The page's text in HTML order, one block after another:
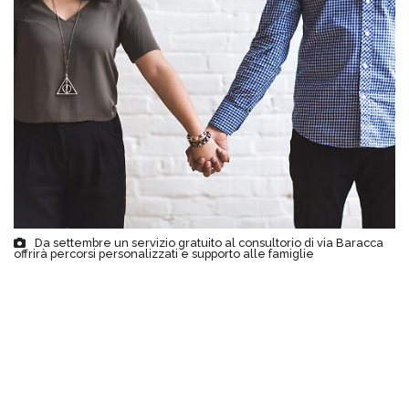
Da settembre un servizio gratuito al consultorio di via Baracca
offrirà percorsi personalizzati e supporto alle famiglie